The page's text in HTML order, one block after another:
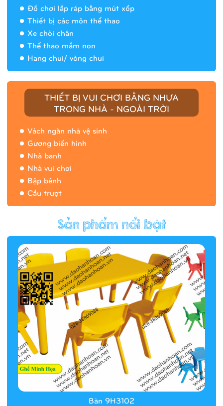
Đồ chơi lắp ráp bằng mút xốp
Thiết bị các môn thể thao
Xe chòi chân
Thể thao mầm non
Hang chui/ vòng chui
THIẾT BỊ VUI CHƠI BẰNG NHỰA
TRONG NHÀ - NGOÀI TRỜI
Vách ngăn nhà vệ sinh
Gương biến hình
Nhà banh
Nhà vui chơi
Bập bênh
Cầu trượt
Nhà banh 9H5408
Hàng rào/nhà banh 9H5412
Bàn 9H3102